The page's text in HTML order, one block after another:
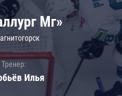
Мг»
Тренер:
Илья